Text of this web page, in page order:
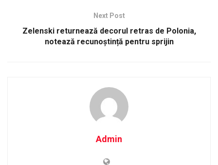
Next Post
Zelenski returnează decorul retras de Polonia,
notează recunoștință pentru sprijin
Admin